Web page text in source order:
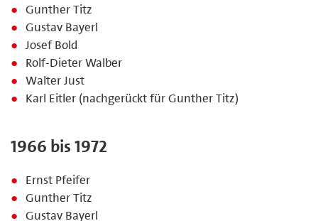
Gunther Titz
Gustav Bayerl
Josef Bold
Rolf-Dieter Walber
Walter Just
Karl Eitler (nachgerückt für Gunther Titz)
1966 bis 1972
Ernst Pfeifer
Gunther Titz
Gustav Bayerl